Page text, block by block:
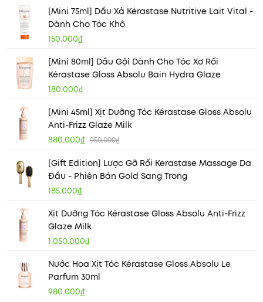
[Mini 75ml] Dầu Xả Kérastase Nutritive Lait Vital -
Dành Cho Tóc Khô
150.000₫
[Mini 80ml] Dầu Gội Dành Cho Tóc Xơ Rối
Kérastase Gloss Absolu Bain Hydra Glaze
180.000₫
[Mini 45ml] Xịt Dưỡng Tóc Kérastase Gloss Absolu
Anti-Frizz Glaze Milk
880.000₫ 950.000₫
[Gift Edition] Lược Gỡ Rối Kerastase Massage Da
Đầu - Phiên Bản Gold Sang Trọng
185.000₫
Xịt Dưỡng Tóc Kérastase Gloss Absolu Anti-Frizz
Glaze Milk
1.050.000₫
Nước Hoa Xịt Tóc Kérastase Gloss Absolu Le
Parfum 30ml
980.000₫